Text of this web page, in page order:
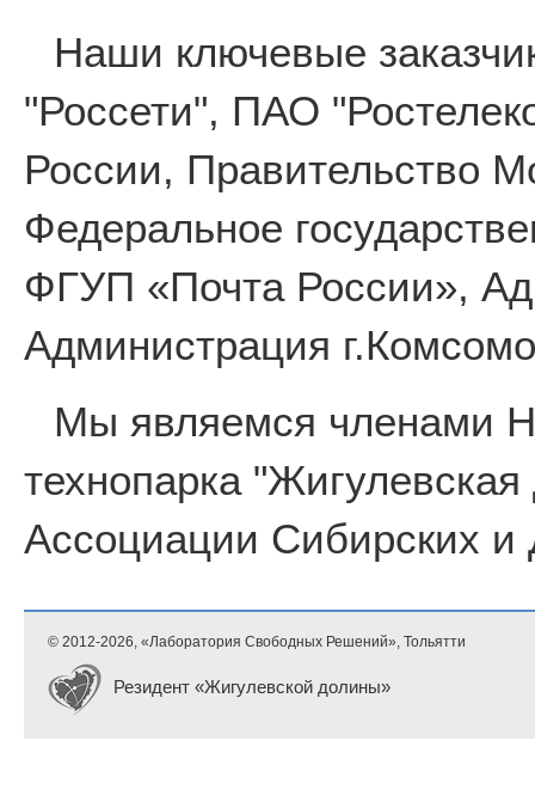
Наши ключевые
"Россети", ПАО
России, Правительство
Федеральное
ФГУП «Почта России»,
Администрация
Мы являемся членами
технопарка
Ассоциации Сибирских и
© 2012-2026, «Лаборатория Свободных Решений», Тольятти
Резидент «Жигулевской долины»